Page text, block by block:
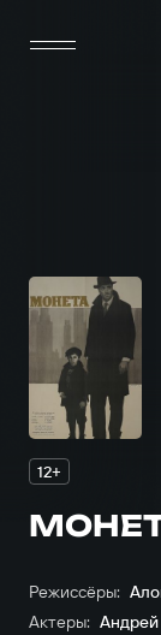
12+
Режиссёры:
Актеры: